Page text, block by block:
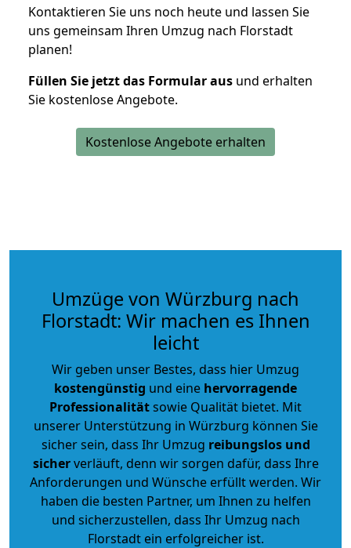
Kontaktieren Sie uns noch heute und lassen Sie
uns gemeinsam Ihren Umzug nach Florstadt
planen!
Füllen Sie jetzt das Formular aus und erhalten
Sie kostenlose Angebote.
Kostenlose Angebote erhalten
Umzüge von Würzburg nach
Florstadt: Wir machen es Ihnen
leicht
Wir geben unser Bestes, dass hier Umzug
kostengünstig und eine hervorragende
Professionalitätsowie Qualität bietet. Mit
unserer Unterstützung in Würzburg können Sie
sicher sein, dass Ihr Umzug reibungslos und
sicherverläuft, denn wir sorgen dafür, dass Ihre
Anforderungen und Wünsche erfüllt werden. Wir
haben die besten Partner, um Ihnen zu helfen
und sicherzustellen, dass Ihr Umzug nach
Florstadt ein erfolgreicher ist.